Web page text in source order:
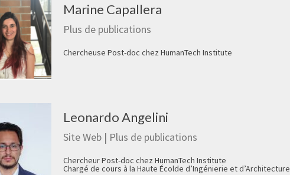
Marine Capallera
Plus de publications
Chercheuse Post-doc chez HumanTech Institute
Leonardo Angelini
Site Web | Plus de publications
Chercheur Post-doc chez HumanTech Institute
Chargé de cours à la Haute Écolde d’Ingénierie et d’Architecture